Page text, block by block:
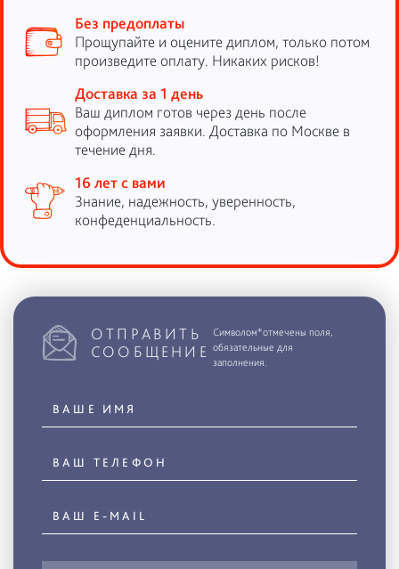
Без предоплаты
Прощупайте и оцените диплом, только потом
произведите оплату. Никаких рисков!
Доставка за 1 день
Ваш диплом готов через день после
оформления заявки. Доставка по Москве в
течение дня.
16 лет с вами
Знание, надежность, уверенность,
конфеденциальность.
ОТПРАВИТЬ
СООБЩЕНИЕ
Символом*отмечены поля,
обязательные для
заполнения.